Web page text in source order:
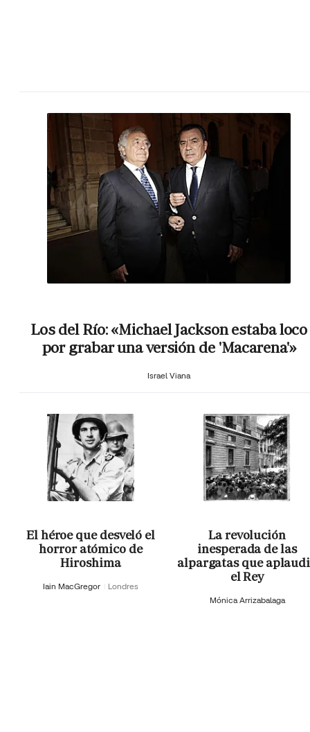
Los del Río: «Michael Jackson estaba loco
por grabar una versión de 'Macarena'»
Israel Viana
El héroe que desveló el
horror atómico de
Hiroshima
Iain MacGregor Londres
La revolución
inesperada de las
alpargatas que
el Rey
Mónica Arrizabalaga